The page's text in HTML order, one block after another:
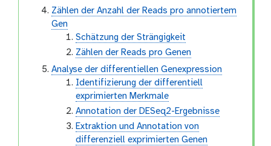
Zählen der Anzahl der Reads pro annotiertem
Gen
Schätzung der Strängigkeit
Zählen der Reads pro Genen
Analyse der differentiellen Genexpression
Identifizierung der differentiell
exprimierten Merkmale
Annotation der DESeq2-Ergebnisse
Extraktion und Annotation von
differenziell exprimierten Genen